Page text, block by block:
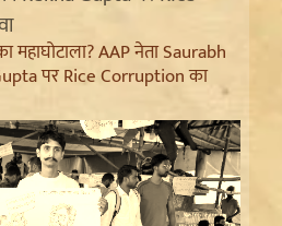
महाघोटाला? AAP नेता Saurabh
पर Rice Corruption का